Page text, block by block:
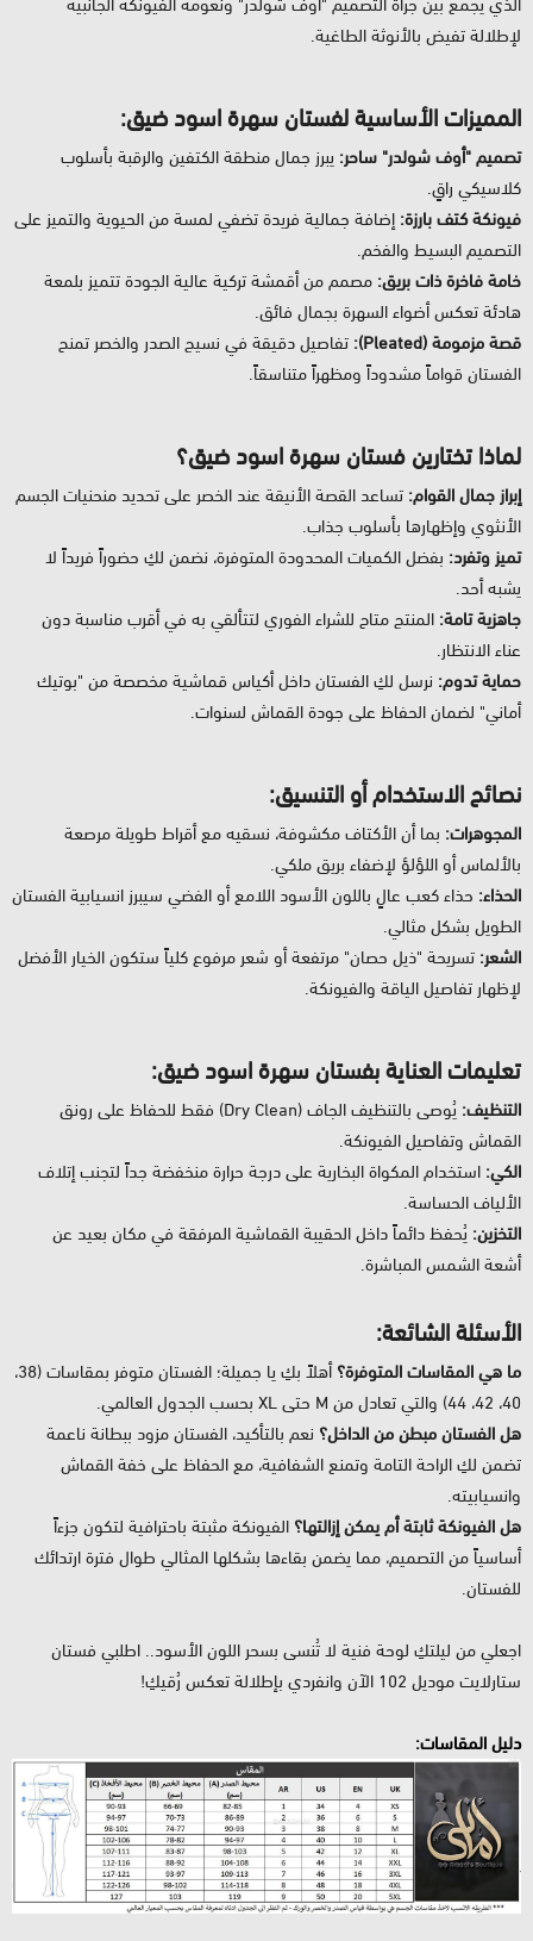
لإطلالة تفيض بالأنوثة الطاغية.
المميزات الأساسية لفستان سهرة اسود ضيق:
تصميم "أوف شولدر" ساحر: يبرز جمال منطقة الكتفين والرقبة بأسلوب
كلاسيكي راقٍ.
فيونكة كتف بارزة: إضافة جمالية فريدة تضفي لمسة من الحيوية والتميز على
التصميم البسيط والفخم.
خامة فاخرة ذات بريق: مصمم من أقمشة تركية عالية الجودة تتميز بلمعة
هادئة تعكس أضواء السهرة بجمال فائق.
قصة مزمومة (Pleated):
تفاصيل دقيقة في نسيج الصدر والخصر تمنح
الفستان قواماً مشدوداً ومظهراً متناسقاً.
لماذا تختارين فستان سهرة اسود ضيق؟
إبراز جمال القوام: تساعد القصة الأنيقة عند الخصر على تحديد منحنيات الجسم
الأنثوي وإظهارها بأسلوب جذاب.
تميز وتفرد: بفضل الكميات المحدودة المتوفرة، نضمن لكِ حضوراً فريداً لا
يشبه أحد.
جاهزية تامة: المنتج متاح للشراء الفوري لتتألقي به في أقرب مناسبة دون
عناء الانتظار.
حماية تدوم: نرسل لكِ الفستان داخل أكياس قماشية مخصصة من "بوتيك
أماني" لضمان الحفاظ على جودة القماش لسنوات.
نصائح الاستخدام أو التنسيق:
المجوهرات: بما أن الأكتاف مكشوفة، نسقيه مع أقراط طويلة مرصعة
بالألماس أو اللؤلؤ لإضفاء بريق ملكي.
الحذاء: حذاء كعب عالٍ باللون الأسود اللامع أو الفضي سيبرز انسيابية الفستان
الطويل بشكل مثالي.
الشعر: تسريحة "ذيل حصان" مرتفعة أو شعر مرفوع كلياً ستكون الخيار الأفضل
لإظهار تفاصيل الياقة والفيونكة.
تعليمات العناية بفستان سهرة اسود ضيق:
التنظيف:
يُوصى بالتنظيف الجاف (Dry Clean) فقط للحفاظ على رونق
القماش وتفاصيل الفيونكة.
الكي: استخدام المكواة البخارية على درجة حرارة منخفضة جداً لتجنب إتلاف
الألياف الحساسة.
التخزين: يُحفظ دائماً داخل الحقيبة القماشية المرفقة في مكان بعيد عن
أشعة الشمس المباشرة.
الأسئلة الشائعة:
ما هي المقاسات المتوفرة؟
أهلاً بكِ يا جميلة؛ الفستان متوفر بمقاسات (38،
40، 42، 44) والتي تعادل من M حتى XL بحسب الجدول العالمي.
هل الفستان مبطن من الداخل؟ نعم بالتأكيد، الفستان مزود ببطانة ناعمة
تضمن لكِ الراحة التامة وتمنع الشفافية، مع الحفاظ على خفة القماش
وانسيابيته.
هل الفيونكة ثابتة أم يمكن إزالتها؟ الفيونكة مثبتة باحترافية لتكون جزءاً
أساسياً من التصميم، مما يضمن بقاءها بشكلها المثالي طوال فترة ارتدائك
للفستان.
اجعلي من ليلتكِ لوحة فنية لا تُنسى بسحر اللون الأسود.. اطلبي فستان
ستارلايت موديل 102 الآن وانفردي بإطلالة تعكس رُقيكِ!
دليل المقاسات: